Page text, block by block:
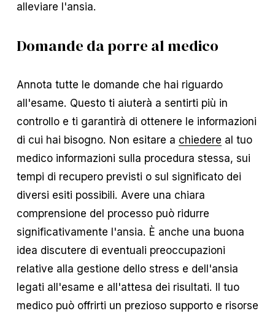
alleviare l'ansia.
Domande da porre al medico
Annota tutte le domande che hai riguardo
all'esame. Questo ti aiuterà a sentirti più in
controllo e ti garantirà di ottenere le informazioni
di cui hai bisogno. Non esitare a chiedere al tuo
medico informazioni sulla procedura stessa, sui
tempi di recupero previsti o sul significato dei
diversi esiti possibili. Avere una chiara
comprensione del processo può ridurre
significativamente l'ansia. È anche una buona
idea discutere di eventuali preoccupazioni
relative alla gestione dello stress e dell'ansia
legati all'esame e all'attesa dei risultati. Il tuo
medico può offrirti un prezioso supporto e risorse